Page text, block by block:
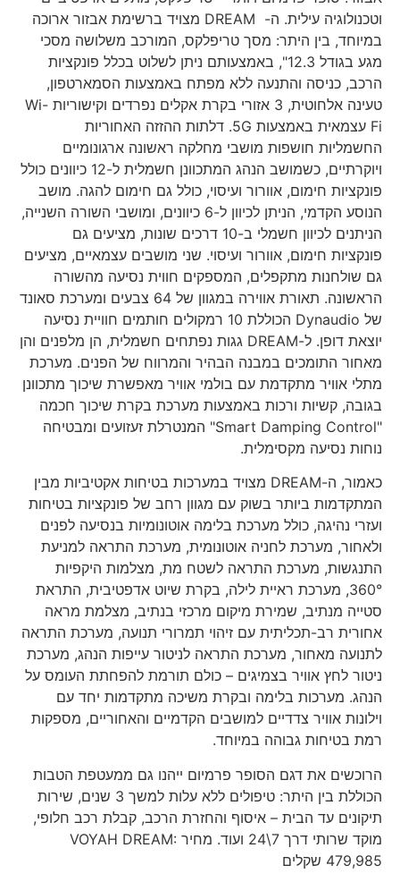
וטכנולוגיה עילית. ה- DREAM מצויד ברשימת אבזור ארוכה
במיוחד, בין היתר: מסך טריפלקס, המורכב משלושה מסכי
מגע בגודל 12.3", באמצעותם ניתן לשלוט בכלל פונקציות
הרכב, כניסה והתנעה ללא מפתח באמצעות הסמארטפון,
טעינה אלחוטית, 3 אזורי בקרת אקלים נפרדים וקישוריות Wi-
Fi עצמאית באמצעות 5G. דלתות ההזזה האחוריות
החשמליות חושפות מושבי מחלקה ראשונה ארגונומיים
ויוקרתיים, כשמושב הנהג המתכוונן חשמלית ל-12 כיוונים כולל
פונקציות חימום, אוורור ועיסוי, כולל גם חימום להגה. מושב
הנוסע הקדמי, הניתן לכיוון ל-6 כיוונים, ומושבי השורה השנייה,
הניתנים לכיוון חשמלי ב-10 דרכים שונות, מציעים גם
פונקציות חימום, אוורור ועיסוי. שני מושבים עצמאיים, מציעים
גם שולחנות מתקפלים, המספקים חווית נסיעה מהשורה
הראשונה. תאורת אווירה במגוון של 64 צבעים ומערכת סאונד
של Dynaudio הכוללת 10 רמקולים חותמים חוויית נסיעה
יוצאת דופן. ל-DREAM גגות נפתחים חשמלית, הן מלפנים והן
מאחור התומכים במבנה הבהיר והמרווח של הפנים. מערכת
מתלי אוויר מתקדמת עם בולמי אוויר מאפשרת שיכוך מתכוונן
בגובה, קשיות ורכות באמצעות מערכת בקרת שיכוך חכמה
"Smart Damping Control" המנטרלת זעזועים ומבטיחה
נוחות נסיעה מקסימלית.
כאמור, ה-DREAM מצויד במערכות בטיחות אקטיביות מבין
המתקדמות ביותר בשוק עם מגוון רחב של פונקציות בטיחות
ועזרי נהיגה, כולל מערכת בלימה אוטונומיות בנסיעה לפנים
ולאחור, מערכת לחניה אוטונומית, מערכת התראה למניעת
התנגשות, מערכת התראה לשטח מת, מצלמות היקפיות
360°, מערכת ראיית לילה, בקרת שיוט אדפטיבית, התראת
סטייה מנתיב, שמירת מיקום מרכזי בנתיב, מצלמת מראה
אחורית רב-תכליתית עם זיהוי תמרורי תנועה, מערכת התראה
לתנועה מאחור, מערכת התראה לניטור עייפות הנהג, מערכת
ניטור לחץ אוויר בצמיגים – כולם תורמת להפחתת העומס על
הנהג. מערכות בלימה ובקרת משיכה מתקדמות יחד עם
וילונות אוויר צדדיים למושבים הקדמיים והאחוריים, מספקות
רמת בטיחות גבוהה במיוחד.
הרוכשים את דגם הסופר פרמיום ייהנו גם ממעטפת הטבות
הכוללת בין היתר: טיפולים ללא עלות למשך 3 שנים, שירות
תיקונים עד הבית – איסוף והחזרת הרכב, קבלת רכב חלופי,
מוקד שרותי דרך 7\24 ועוד. מחיר VOYAH DREAM:
479,985 שקלים